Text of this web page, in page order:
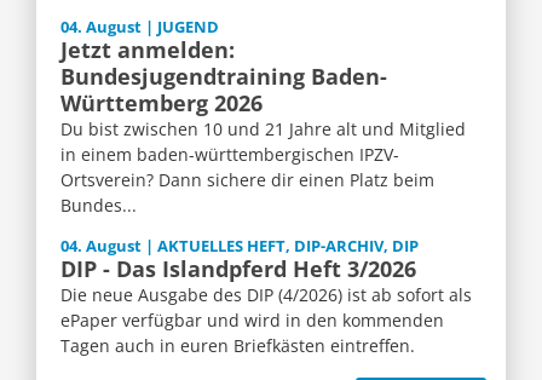
04. August | JUGEND
Jetzt anmelden:
Bundesjugendtraining Baden-
Württemberg 2026
Du bist zwischen 10 und 21 Jahre alt und Mitglied
in einem baden-württembergischen IPZV-
Ortsverein? Dann sichere dir einen Platz beim
Bundes...
04. August | AKTUELLES HEFT, DIP-ARCHIV, DIP
DIP - Das Islandpferd Heft 3/2026
Die neue Ausgabe des DIP (4/2026) ist ab sofort als
ePaper verfügbar und wird in den kommenden
Tagen auch in euren Briefkästen eintreffen.